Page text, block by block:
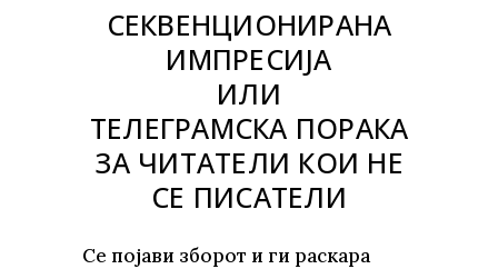
СЕКВЕНЦИОНИРАНА
ИМПРЕСИЈА
ИЛИ
ТЕЛЕГРАМСКА ПОРАКА
ЗА ЧИТАТЕЛИ КОИ НЕ
СЕ ПИСАТЕЛИ
Се појави зборот и ги раскара